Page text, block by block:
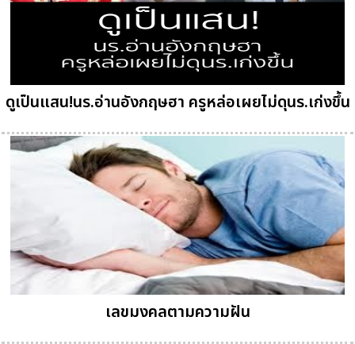
ดูเป็นแสน!นร.อ่านอังกฤษฮา ครูหล่อเผยไม่ดุนร.เก่งขึ้น
เลขมงคลตามความฝัน